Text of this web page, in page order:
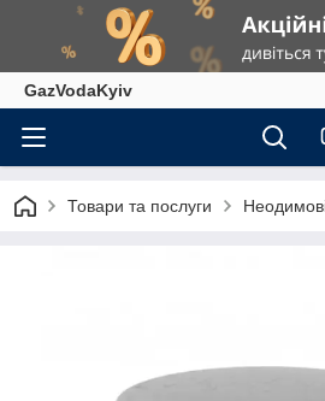
GazVodaKyiv
Товари та послуги